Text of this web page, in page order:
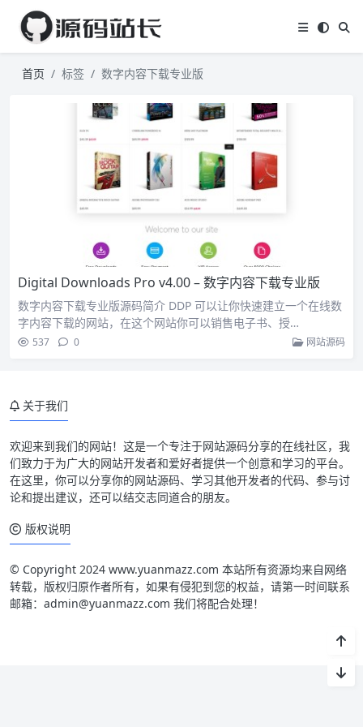
首页 标签 数字内容下载专业版
Digital Downloads Pro v4.00 – 数字内容下载专业版
数字内容下载专业版源码简介 DDP 可以让你快速建立一个在线数
字内容下载的网站，在这个网站你可以销售电子书、授…
537 0 网站源码
关于我们
欢迎来到我们的网站！这是一个专注于网站源码分享的在线社区，我
们致力于为广大的网站开发者和爱好者提供一个创意和学习的平台。
在这里，你可以分享你的网站源码、学习其他开发者的代码、参与讨
论和提出建议，还可以结交志同道合的朋友。
版权说明
© Copyright 2024 www.yuanmazz.com 本站所有资源均来自网络
转载，版权归原作者所有，如果有侵犯到您的权益，请第一时间联系
邮箱：admin@yuanmazz.com 我们将配合处理！